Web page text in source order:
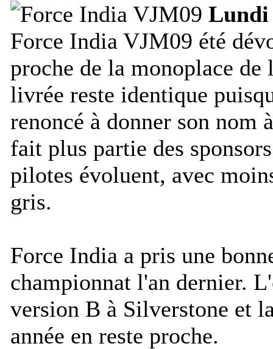
Lundi
Force India VJM09 été
proche de la monoplace de
livrée reste identique
renoncé à donner son nom
fait plus partie des
pilotes évoluent, avec
gris.
Force India a pris une
championnat l'an dernier.
version B à Silverstone et
année en reste proche.